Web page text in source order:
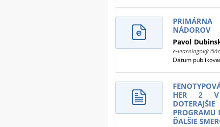
NÁDOROV
Pavol
e-learningový
Dátum
HER 2 V
PROGRAMU
ĎALŠIE